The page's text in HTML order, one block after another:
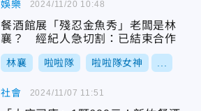
娛樂
餐酒館展「殘忍金魚秀」老闆是林
襄？ 經紀人急切割：已結束合作
林襄 啦啦隊 啦啦隊女神
2024/11/20 10:48
社會 2024/11/07 11:51